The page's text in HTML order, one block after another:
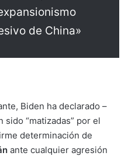
de China»
Biden ha declarado –
sido “matizadas” por el
determinación de
ante cualquier agresión